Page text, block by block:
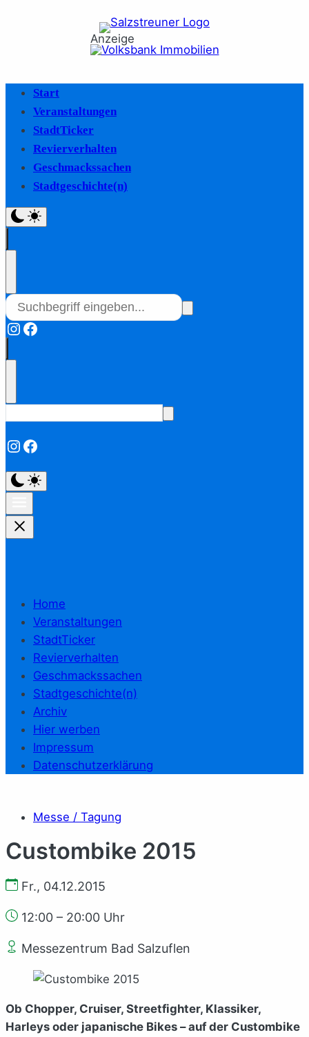
Anzeige
Start
Veranstaltungen
StadtTicker
Revierverhalten
Geschmackssachen
Stadtgeschichte(n)
Instagram
Facebook
Instagram
Facebook
Home
Veranstaltungen
StadtTicker
Revierverhalten
Geschmackssachen
Stadtgeschichte(n)
Archiv
Hier werben
Impressum
Datenschutzerklärung
Messe / Tagung
Custombike 2015
Fr., 04.12.2015
12:00 – 20:00 Uhr
Messezentrum Bad Salzuflen
Ob Chopper, Cruiser, Streetfighter, Klassiker,
Harleys oder japanische Bikes – auf der Custombike